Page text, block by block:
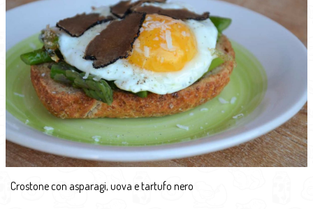
Crostone con asparagi, uova e tartufo nero